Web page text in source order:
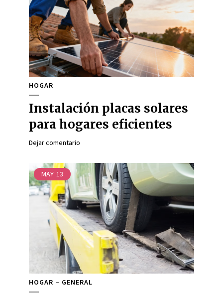
HOGAR
Instalación placas solares
para hogares eficientes
Dejar comentario
MAY 13
HOGAR GENERAL